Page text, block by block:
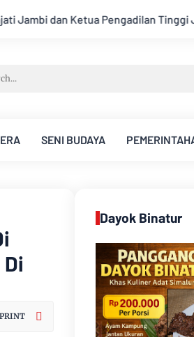
Jambi Berkomitmen Perkuat
SENI BUDAYA
PRINT
Dayok Binatur